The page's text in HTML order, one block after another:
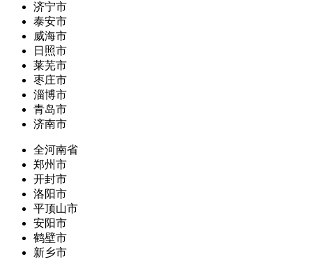
济宁市
泰安市
威海市
日照市
莱芜市
枣庄市
淄博市
青岛市
济南市
全河南省
郑州市
开封市
洛阳市
平顶山市
安阳市
鹤壁市
新乡市